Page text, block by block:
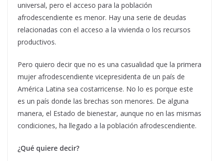
universal, pero el acceso para la población
afrodescendiente es menor. Hay una serie de deudas
relacionadas con el acceso a la vivienda o los recursos
productivos.
Pero quiero decir que no es una casualidad que la primera
mujer afrodescendiente vicepresidenta de un país de
América Latina sea costarricense. No lo es porque este
es un país donde las brechas son menores. De alguna
manera, el Estado de bienestar, aunque no en las mismas
condiciones, ha llegado a la población afrodescendiente.
¿Qué quiere decir?